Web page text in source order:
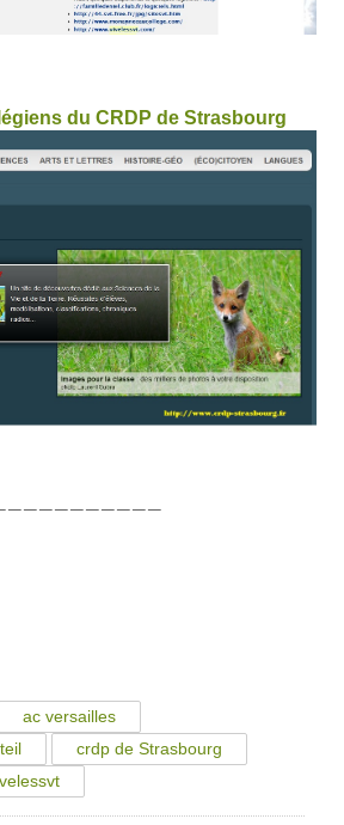
du CRDP de Strasbourg
ac versailles
crdp de Strasbourg